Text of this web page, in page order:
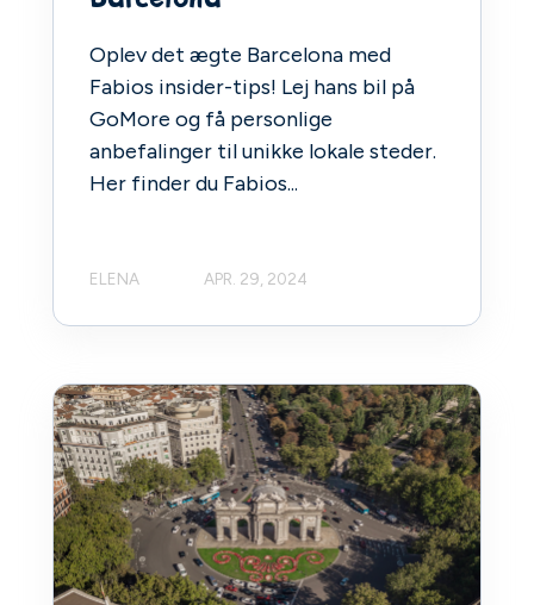
Oplev det ægte Barcelona med
Fabios insider-tips! Lej hans bil på
GoMore og få personlige
anbefalinger til unikke lokale steder.
Her finder du Fabios...
ELENA APR. 29, 2024